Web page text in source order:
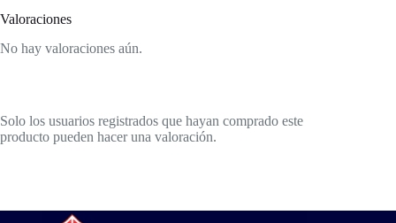
Valoraciones
No hay valoraciones aún.
Solo los usuarios registrados que hayan comprado este
producto pueden hacer una valoración.